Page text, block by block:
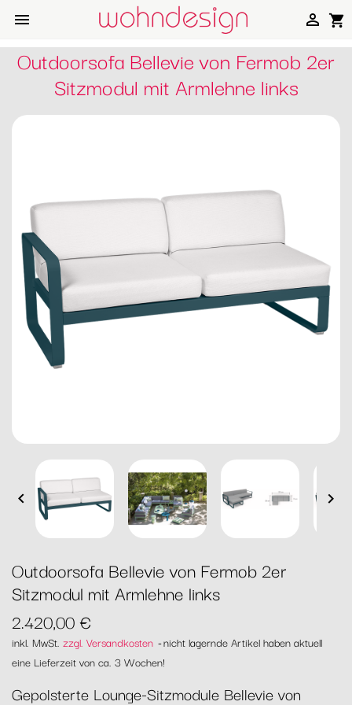
 shopping_cart

Outdoorsofa Bellevie von Fermob 2er
Sitzmodul mit Armlehne links
 
Outdoorsofa Bellevie von Fermob 2er
Sitzmodul mit Armlehne links
2.420,00 €
inkl. MwSt. zzgl. Versandkosten nicht lagernde Artikel haben aktuell
eine Lieferzeit von ca. 3 Wochen!
Gepolsterte Lounge-Sitzmodule Bellevie von